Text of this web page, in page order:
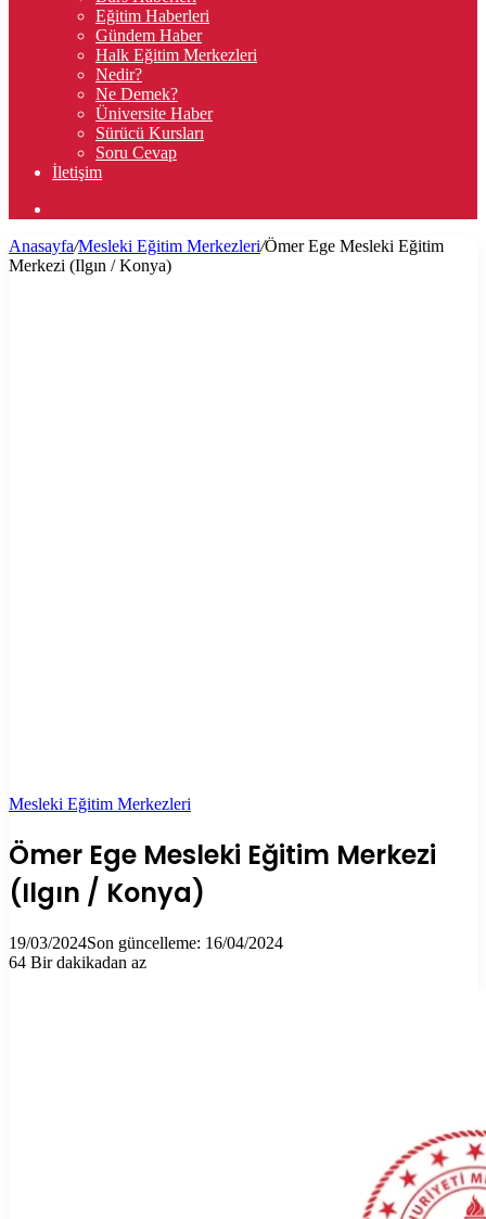
Eğitim Haberleri
Gündem Haber
Halk Eğitim Merkezleri
Nedir?
Ne Demek?
Üniversite Haber
Sürücü Kursları
Soru Cevap
İletişim
...
Anasayfa/Mesleki Eğitim Merkezleri/Ömer Ege Mesleki Eğitim
Merkezi (Ilgın / Konya)
Mesleki Eğitim Merkezleri
Ömer Ege Mesleki Eğitim Merkezi
(Ilgın / Konya)
19/03/2024Son güncelleme: 16/04/2024
64 Bir dakikadan az